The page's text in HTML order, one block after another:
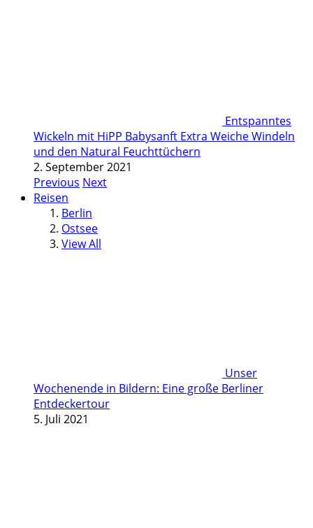
Entspanntes
Wickeln mit HiPP Babysanft Extra Weiche Windeln
und den Natural Feuchttüchern
2. September 2021
Previous Next
Reisen
Berlin
Ostsee
View All
Unser
Wochenende in Bildern: Eine große Berliner
Entdeckertour
5. Juli 2021